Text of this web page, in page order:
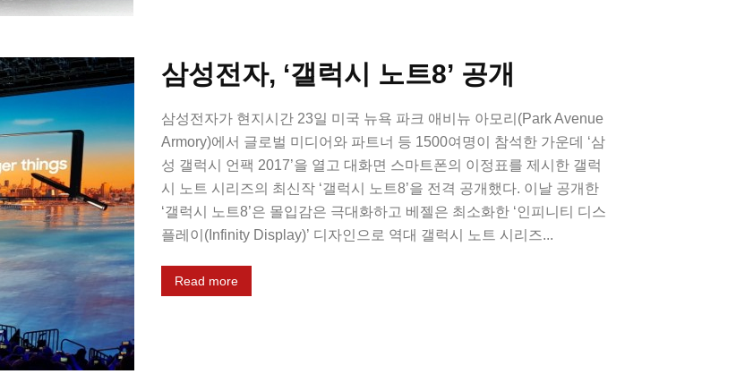
삼성전자, ‘갤럭시 노트8’ 공개
삼성전자가 현지시간 23일 미국 뉴욕 파크 애비뉴 아모리(Park Avenue
Armory)에서 글로벌 미디어와 파트너 등 1500여명이 참석한 가운데 ‘삼
성 갤럭시 언팩 2017’을 열고 대화면 스마트폰의 이정표를 제시한 갤럭
시 노트 시리즈의 최신작 ‘갤럭시 노트8’을 전격 공개했다. 이날 공개한
‘갤럭시 노트8’은 몰입감은 극대화하고 베젤은 최소화한 ‘인피니티 디스
플레이(Infinity Display)’ 디자인으로 역대 갤럭시 노트 시리즈...
Read more